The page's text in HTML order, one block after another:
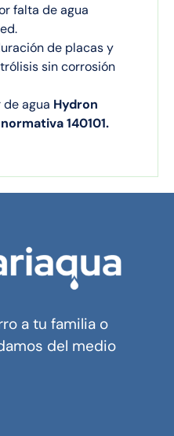
falta de agua
de placas y
sin corrosión
agua Hydron
140101.
a tu familia o
del medio